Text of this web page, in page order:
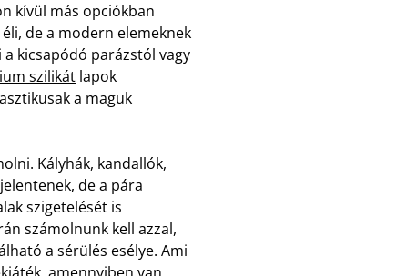
kívül más opciókban
de a modern elemeknek
kicsapódó parázstól vagy
szilikát lapok
a maguk
Kályhák, kandallók,
de a pára
szigetelését is
számolnunk kell azzal,
a sérülés esélye. Ami